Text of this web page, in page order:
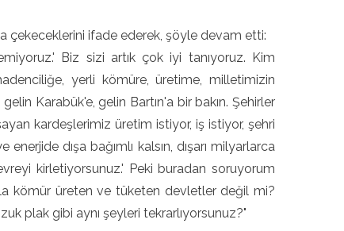
çekeceklerini ifade ederek, şöyle devam etti:
Biz sizi artık çok iyi tanıyoruz. Kim
yerli kömüre, üretime, milletimizin
Karabük'e, gelin Bartın'a bir bakın. Şehirler
kardeşlerimiz üretim istiyor, iş istiyor, şehri
dışa bağımlı kalsın, dışarı milyarlarca
kirletiyorsunuz.' Peki buradan soruyorum
kömür üreten ve tüketen devletler değil mi?
plak gibi aynı şeyleri tekrarlıyorsunuz?"